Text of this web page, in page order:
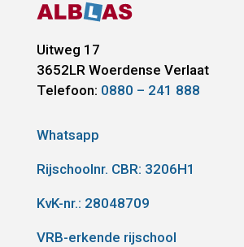
Uitweg 17
3652LR Woerdense Verlaat
Telefoon: 0880 – 241 888
Whatsapp
Rijschoolnr. CBR: 3206H1
KvK-nr.: 28048709
VRB-erkende rijschool